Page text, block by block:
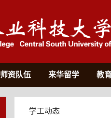
师资队伍 来华留学 教
学工动态